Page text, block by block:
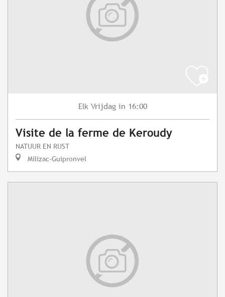
Elk Vrijdag in 16:00
Visite de la ferme de Keroudy
NATUUR EN RUST
Milizac-Guipronvel